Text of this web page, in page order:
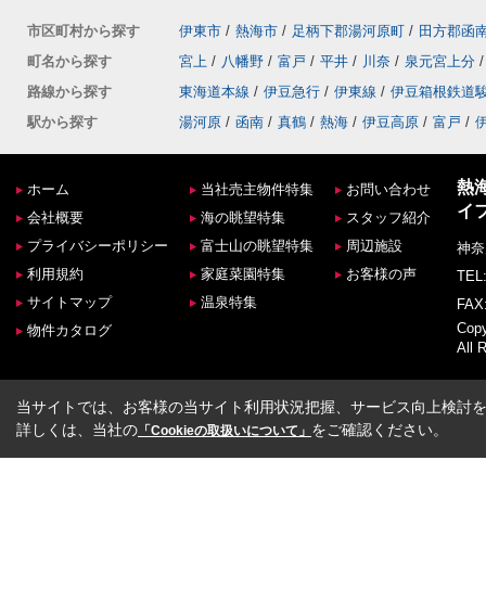
市区町村から探す 伊東市 / 熱海市 / 足柄下郡湯河原町 / 田方郡函
町名から探す
宮上 / 八幡野 / 富戸 / 平井 / 川奈 / 泉元宮上分 /
路線から探す
東海道本線 / 伊豆急行 / 伊東線 / 伊豆箱根鉄道
駅から探す
湯河原 / 函南 / 真鶴 / 熱海 / 伊豆高原 / 富戸 /
ホーム
会社概要
プライバシーポリシー
利用規約
サイトマップ
物件カタログ
当社売主物件特集
海の眺望特集
富士山の眺望特集
家庭菜園特集
温泉特集
お問い合わせ
スタッフ紹介
周辺施設
お客様の声
熱
イ
神
All
当サイトでは、お客様の当サイト利用状況把握、サービス向上検討
詳しくは、当社の 「Cookieの取扱いについて」 をご確認ください。